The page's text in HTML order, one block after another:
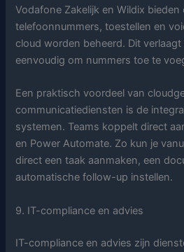
Vodafone Zakelijk en Wildix
telefoonnummers, toestellen en
cloud worden beheerd. Dit
eenvoudig om nummers toe te
Een praktisch voordeel van
communicatiediensten is de
systemen. Teams koppelt direct
en Power Automate. Zo kun je
direct een taak aanmaken, een
automatische follow-up instellen.
9. IT-compliance en advies
IT-compliance en advies zijn